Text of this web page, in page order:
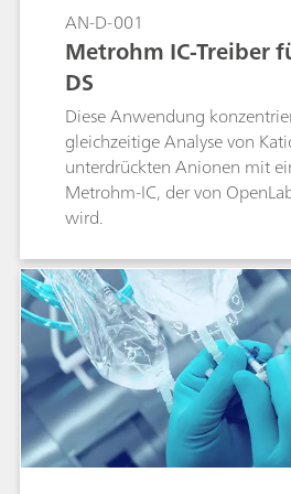
AN-D-001
Metrohm IC-Treiber
DS
Diese Anwendung
gleichzeitige Analyse von
unterdrückten Anionen mit
Metrohm-IC, der von
wird.